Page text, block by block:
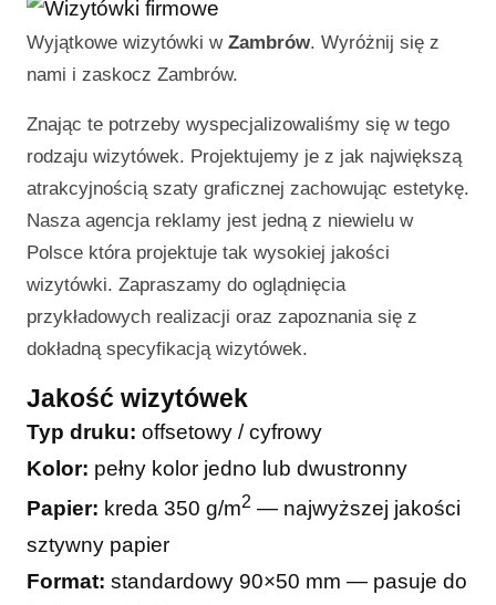
Wyjątkowe wizytówki w Zambrów. Wyróżnij się z
nami i zaskocz Zambrów.
Znając te potrzeby wyspecjalizowaliśmy się w tego
rodzaju wizytówek. Projektujemy je z jak największą
atrakcyjnością szaty graficznej zachowując estetykę.
Nasza agencja reklamy jest jedną z niewielu w
Polsce która projektuje tak wysokiej jakości
wizytówki. Zapraszamy do oglądnięcia
przykładowych realizacji oraz zapoznania się z
dokładną specyfikacją wizytówek.
Jakość wizytówek
Typ druku: offsetowy / cyfrowy
Kolor: pełny kolor jedno lub dwustronny
Papier: kreda 350 g/m2 — najwyższej jakości
sztywny papier
Format: standardowy 90×50 mm — pasuje do